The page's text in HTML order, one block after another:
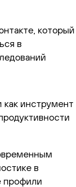
который
в
инструмент
в
профили